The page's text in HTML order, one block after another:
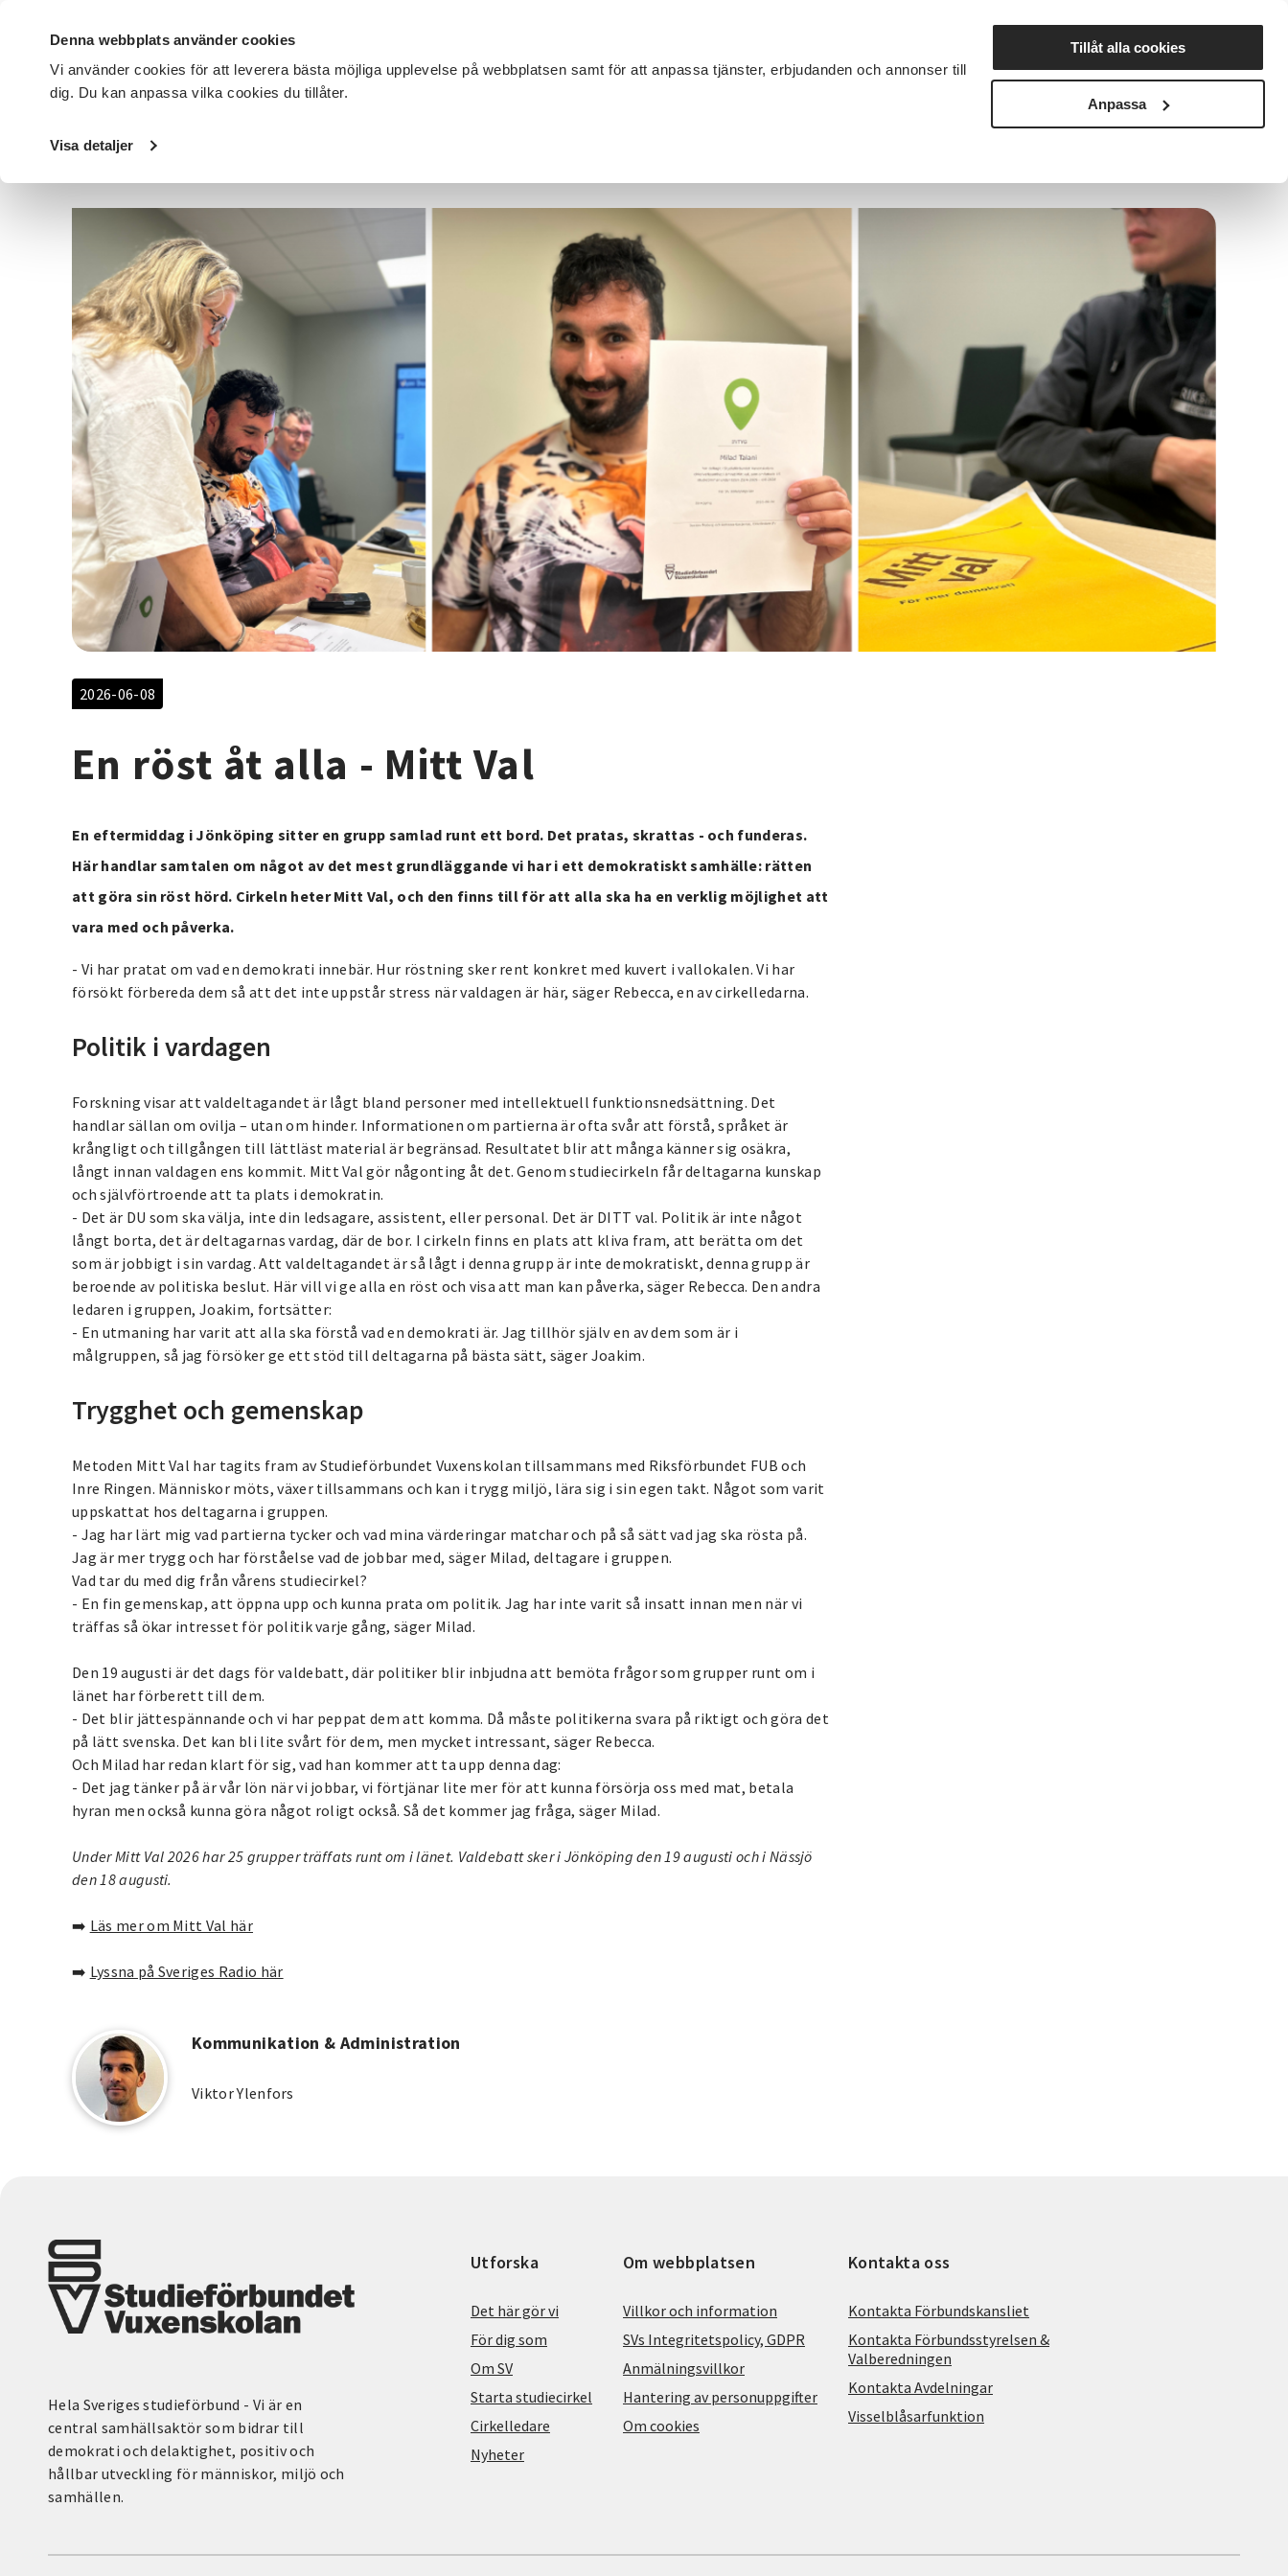
Denna webbplats använder cookies
Vi använder cookies för att leverera bästa möjliga upplevelse på webbplatsen samt för att anpassa tjänster, erbjudanden och annonser till
dig. Du kan anpassa vilka cookies du tillåter.
Visa detaljer
Tillåt alla cookies
Anpassa
DET HÄR GÖR VI FÖR DIG SOM SÖK KURSER OCH EVENEMANG Nyheter Avdelningar
Startsida / Avdelningar
2026-06-08
En röst åt alla - Mitt Val
En eftermiddag i Jönköping sitter en grupp samlad runt ett bord. Det pratas, skrattas - och funderas.
Här handlar samtalen om något av det mest grundläggande vi har i ett demokratiskt samhälle: rätten
att göra sin röst hörd. Cirkeln heter Mitt Val, och den finns till för att alla ska ha en verklig möjlighet att
vara med och påverka.
- Vi har pratat om vad en demokrati innebär. Hur röstning sker rent konkret med kuvert i vallokalen. Vi har
försökt förbereda dem så att det inte uppstår stress när valdagen är här, säger Rebecca, en av cirkelledarna.
Politik i vardagen
Forskning visar att valdeltagandet är lågt bland personer med intellektuell funktionsnedsättning. Det
handlar sällan om ovilja – utan om hinder. Informationen om partierna är ofta svår att förstå, språket är
krångligt och tillgången till lättläst material är begränsad. Resultatet blir att många känner sig osäkra,
långt innan valdagen ens kommit. Mitt Val gör någonting åt det. Genom studiecirkeln får deltagarna kunskap
och självförtroende att ta plats i demokratin.
- Det är DU som ska välja, inte din ledsagare, assistent, eller personal. Det är DITT val. Politik är inte något
långt borta, det är deltagarnas vardag, där de bor. I cirkeln finns en plats att kliva fram, att berätta om det
som är jobbigt i sin vardag. Att valdeltagandet är så lågt i denna grupp är inte demokratiskt, denna grupp är
beroende av politiska beslut. Här vill vi ge alla en röst och visa att man kan påverka, säger Rebecca. Den andra
ledaren i gruppen, Joakim, fortsätter:
- En utmaning har varit att alla ska förstå vad en demokrati är. Jag tillhör själv en av dem som är i
målgruppen, så jag försöker ge ett stöd till deltagarna på bästa sätt, säger Joakim.
Trygghet och gemenskap
Metoden Mitt Val har tagits fram av Studieförbundet Vuxenskolan tillsammans med Riksförbundet FUB och
Inre Ringen. Människor möts, växer tillsammans och kan i trygg miljö, lära sig i sin egen takt. Något som varit
uppskattat hos deltagarna i gruppen.
- Jag har lärt mig vad partierna tycker och vad mina värderingar matchar och på så sätt vad jag ska rösta på.
Jag är mer trygg och har förståelse vad de jobbar med, säger Milad, deltagare i gruppen.
Vad tar du med dig från vårens studiecirkel?
- En fin gemenskap, att öppna upp och kunna prata om politik. Jag har inte varit så insatt innan men när vi
träffas så ökar intresset för politik varje gång, säger Milad.
Den 19 augusti är det dags för valdebatt, där politiker blir inbjudna att bemöta frågor som grupper runt om i
länet har förberett till dem.
- Det blir jättespännande och vi har peppat dem att komma. Då måste politikerna svara på riktigt och göra det
på lätt svenska. Det kan bli lite svårt för dem, men mycket intressant, säger Rebecca.
Och Milad har redan klart för sig, vad han kommer att ta upp denna dag:
- Det jag tänker på är vår lön när vi jobbar, vi förtjänar lite mer för att kunna försörja oss med mat, betala
hyran men också kunna göra något roligt också. Så det kommer jag fråga, säger Milad.
Under Mitt Val 2026 har 25 grupper träffats runt om i länet. Valdebatt sker i Jönköping den 19 augusti och i Nässjö
den 18 augusti.
➡️ Läs mer om Mitt Val här
➡️ Lyssna på Sveriges Radio här
Kommunikation & Administration
Viktor Ylenfors
Hela Sveriges studieförbund - Vi är en
central samhällsaktör som bidrar till
demokrati och delaktighet, positiv och
hållbar utveckling för människor, miljö och
samhällen.
Utforska
Det här gör vi
För dig som
Om SV
Starta studiecirkel
Cirkelledare
Nyheter
Om webbplatsen
Villkor och information
SVs Integritetspolicy, GDPR
Anmälningsvillkor
Hantering av personuppgifter
Om cookies
Kontakta oss
Kontakta Förbundskansliet
Kontakta Förbundsstyrelsen &
Valberedningen
Kontakta Avdelningar
Visselblåsarfunktion